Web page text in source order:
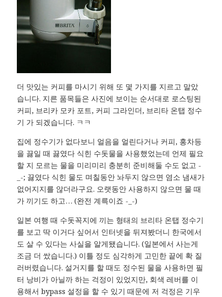
더 맛있는 커피를 마시기 위해 또 몇 가지를 지르고 말았
습니다. 지른 품목들은 사진에 보이는 순서대로 로스팅된
커피, 브리카 모카 포트, 커피 그라인더, 브리타 온탭 정수
기 가 되겠습니다. ㅋㅋ
집에 정수기가 없다보니 얼음을 얼린다거나 커피, 홍차등
을 끓일 때 끓였다 식힌 수돗물을 사용했었는데 언제 필요
할 지 모르는 물을 미리미리 충분히 준비해둘 수도 없고 -
_-; 끓였다 식힌 물도 며칠동안 놔두지 않으면 염소 냄새가
없어지지를 않더라구요. 오랫동안 사용하지 않으면 물 때
가 끼기도 하고… (완전 계륵이죠 -_-)
일본 여행 때 수돗꼭지에 끼는 형태의 브리타 온탭 정수기
를 보고 딱 이거다 싶어서 인터넷을 뒤져봤더니 한국에서
도 살 수 있다는 사실을 알게됐습니다. (일본에서 사는게
조금 더 쌌습니다.) 이틀 정도 심각하게 고민한 끝에 확 질
러버렸습니다. 설거지를 할 때도 정수된 물을 사용하면 필
터 낭비가 아닐까 하는 걱정이 있었지만, 회색 레버를 이
용해서 bypass 설정을 할 수 있기 때문에 저 걱정은 기우